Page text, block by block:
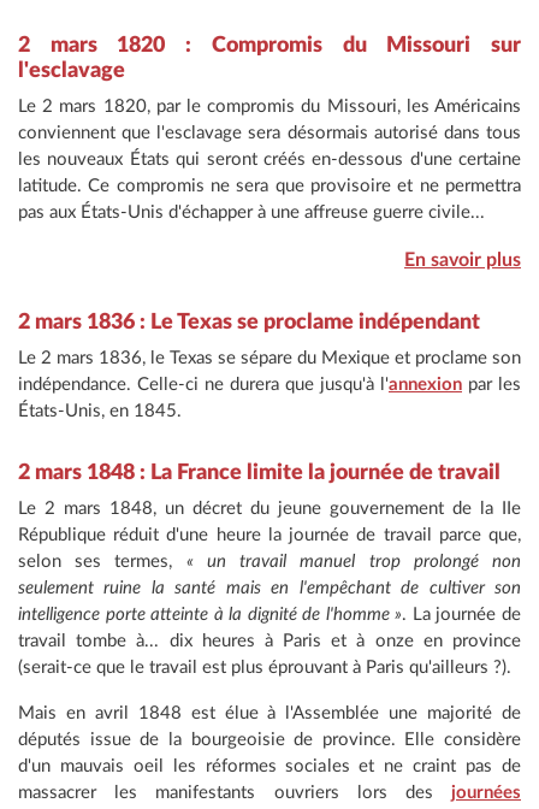
2 mars 1820 : Compromis du Missouri sur
l'esclavage
Le 2 mars 1820, par le compromis du Missouri, les Américains
conviennent que l'esclavage sera désormais autorisé dans tous
les nouveaux États qui seront créés en-dessous d'une certaine
latitude. Ce compromis ne sera que provisoire et ne permettra
pas aux États-Unis d'échapper à une affreuse guerre civile...
En savoir plus
2 mars 1836 : Le Texas se proclame indépendant
Le 2 mars 1836, le Texas se sépare du Mexique et proclame son
indépendance. Celle-ci ne durera que jusqu'à l'annexion par les
États-Unis, en 1845.
2 mars 1848 : La France limite la journée de travail
Le 2 mars 1848, un décret du jeune gouvernement de la IIe
République réduit d'une heure la journée de travail parce que,
selon ses termes, « un travail manuel trop prolongé non
seulement ruine la santé mais en l'empêchant de cultiver son
intelligence porte atteinte à la dignité de l'homme ». La journée de
travail tombe à... dix heures à Paris et à onze en province
(serait-ce que le travail est plus éprouvant à Paris qu'ailleurs ?).
Mais en avril 1848 est élue à l'Assemblée une majorité de
députés issue de la bourgeoisie de province. Elle considère
d'un mauvais oeil les réformes sociales et ne craint pas de
massacrer les manifestants ouvriers lors des journées